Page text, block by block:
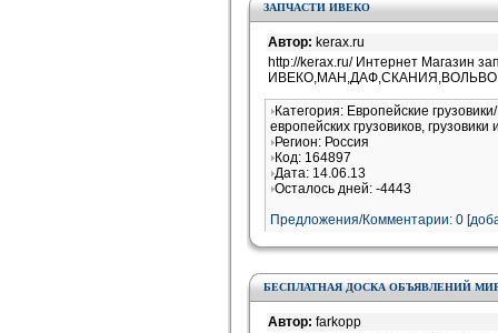
ЗАПЧАСТИ ИВЕКО
Автор: kerax.ru
http://kerax.ru/ Интернет Магазин
Категория: Европейские
европейских грузовиков, грузовики
Регион: Россия
Код: 164897
Дата: 14.06.13
Осталось дней: -4443
Предложения/Комментарии: 0
БЕСПЛАТНАЯ ДОСКА ОБЪЯВЛЕНИЙ
Автор: farkopp